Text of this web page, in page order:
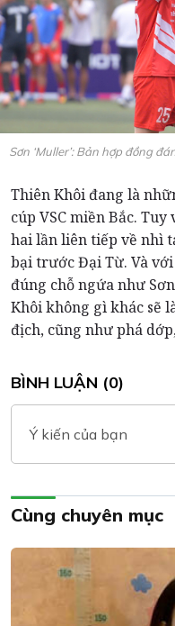
Sơn ‘Muller’: Bản hợp đồng
Thiên Khôi đang là
cúp VSC miền Bắc.
hai lần liên tiếp về nhì
bại trước Đại Từ. Và
đúng chỗ ngứa như
Khôi không gì khác sẽ
địch, cũng như phá
BÌNH LUẬN (0)
Ý kiến của bạn
Cùng chuyên mục